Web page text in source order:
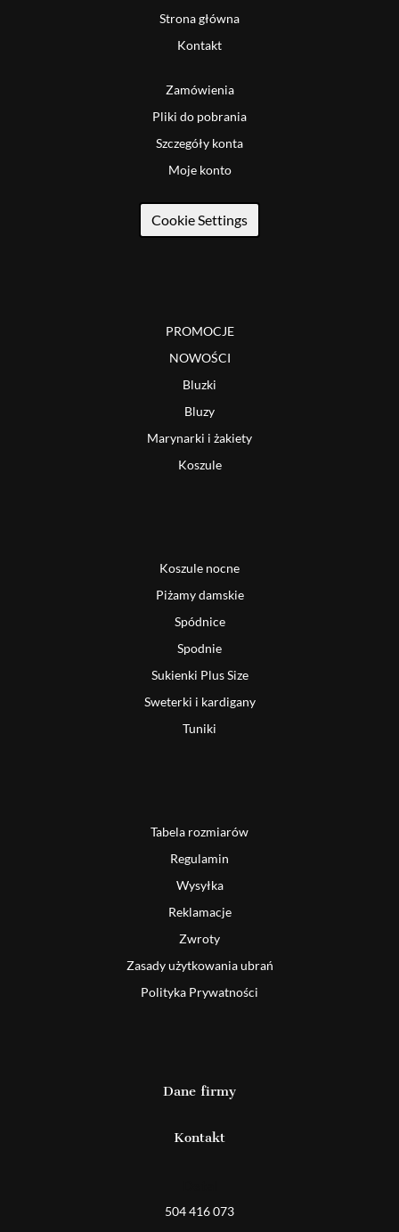
Strona główna
Kontakt
Zamówienia
Pliki do pobrania
Szczegóły konta
Moje konto
Cookie Settings
PROMOCJE
NOWOŚCI
Bluzki
Bluzy
Marynarki i żakiety
Koszule
Koszule nocne
Piżamy damskie
Spódnice
Spodnie
Sukienki Plus Size
Sweterki i kardigany
Tuniki
Tabela rozmiarów
Regulamin
Wysyłka
Reklamacje
Zwroty
Zasady użytkowania ubrań
Polityka Prywatności
Dane firmy
Kontakt
504 416 073